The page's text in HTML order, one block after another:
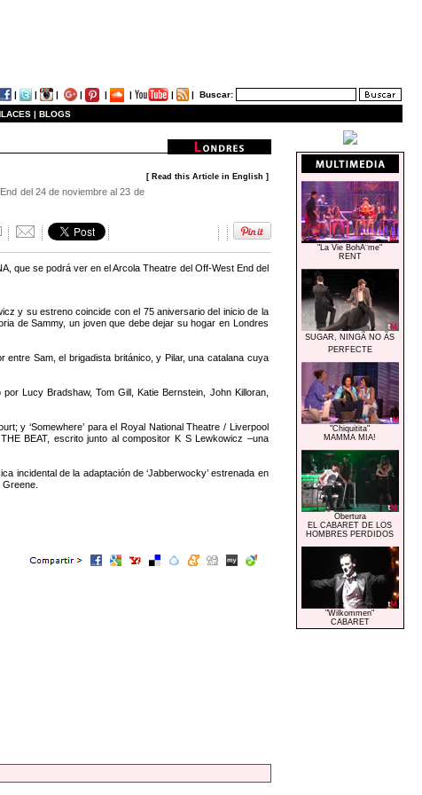
| | | | | | | | Buscar:
| BLOGS
[ Read this Article in English ]
del 24 de noviembre al 23 de
que se podrá ver en el Arcola Theatre del Off-West End del
y su estreno coincide con el 75 aniversario del inicio de la
de Sammy, un joven que debe dejar su hogar en Londres
Sam, el brigadista británico, y Pilar, una catalana cuya
Lucy Bradshaw, Tom Gill, Katie Bernstein, John Killoran,
y ‘Somewhere’ para el Royal National Theatre / Liverpool
BEAT, escrito junto al compositor K S Lewkowicz –una
incidental de la adaptación de ‘Jabberwocky’ estrenada en
"La Vie BohÃ¨me"
RENT
SUGAR, NINGÃ NO ÃS
PERFECTE
"Chiquitita"
MAMMA MIA!
Obertura
EL CABARET DE LOS
HOMBRES PERDIDOS
"Wilkommen"
CABARET